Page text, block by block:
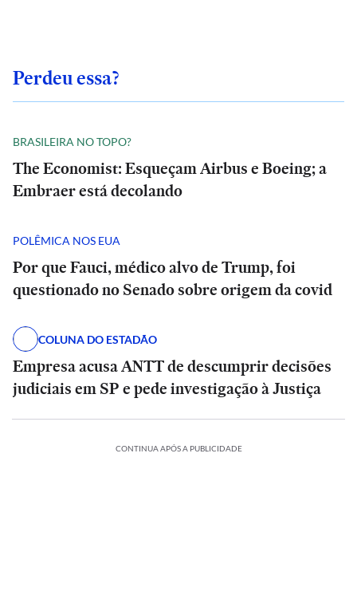
Perdeu essa?
BRASILEIRA NO TOPO?
The Economist: Esqueçam Airbus e Boeing; a
Embraer está decolando
POLÊMICA NOS EUA
Por que Fauci, médico alvo de Trump, foi
questionado no Senado sobre origem da covid
COLUNA DO ESTADÃO
Empresa acusa ANTT de descumprir decisões
judiciais em SP e pede investigação à Justiça
CONTINUA APÓS A PUBLICIDADE